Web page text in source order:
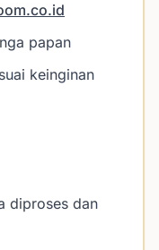
papan
keinginan
diproses dan